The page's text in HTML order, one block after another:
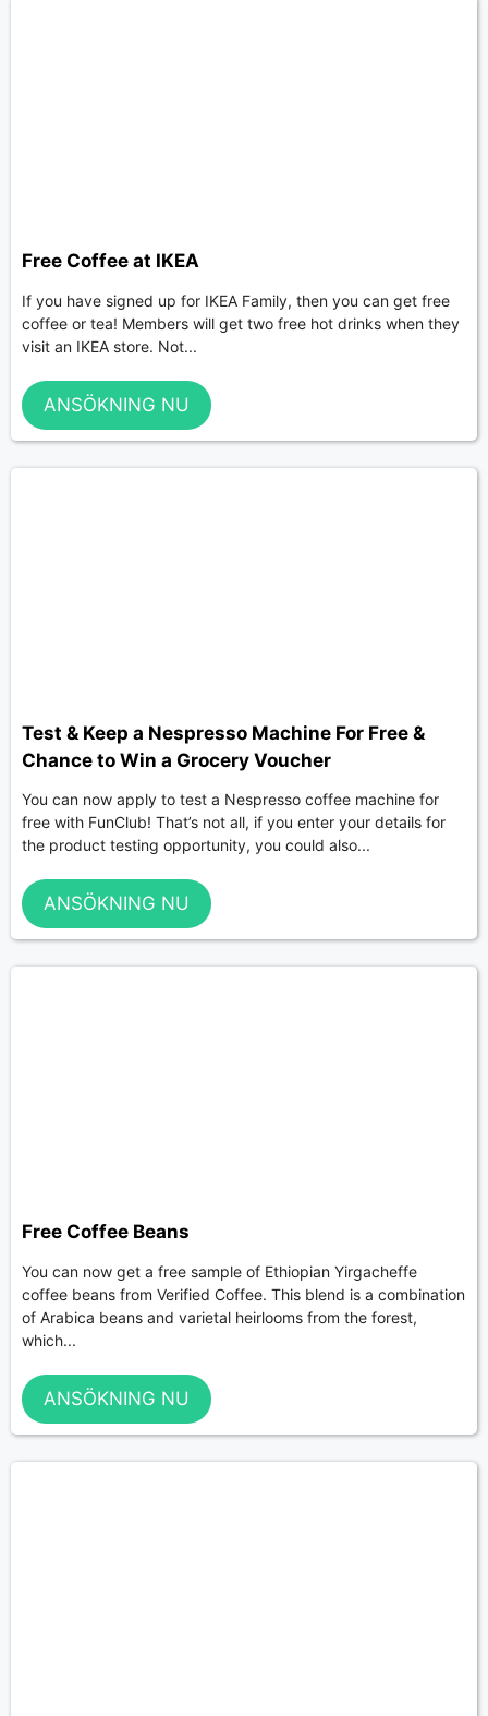
Free Coffee at IKEA
If you have signed up for IKEA Family, then you can get free
coffee or tea! Members will get two free hot drinks when they
visit an IKEA store. Not...
ANSÖKNING NU
Test & Keep a Nespresso Machine For Free &
Chance to Win a Grocery Voucher
You can now apply to test a Nespresso coffee machine for
free with FunClub! That’s not all, if you enter your details for
the product testing opportunity, you could also...
ANSÖKNING NU
Free Coffee Beans
You can now get a free sample of Ethiopian Yirgacheffe
coffee beans from Verified Coffee. This blend is a combination
of Arabica beans and varietal heirlooms from the forest,
which...
ANSÖKNING NU